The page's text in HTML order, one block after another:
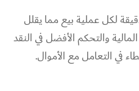
لكل عملية بيع مما يقلل
والتحكم الأفضل في النقد
في التعامل مع الأموال.